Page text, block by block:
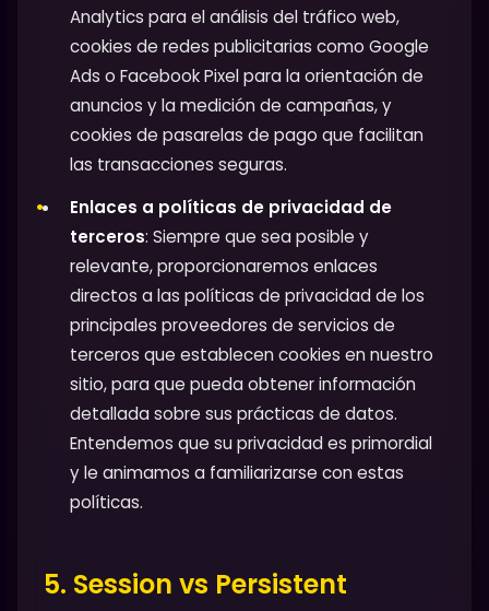
Analytics para el análisis del tráfico web,
cookies de redes publicitarias como Google
Ads o Facebook Pixel para la orientación de
anuncios y la medición de campañas, y
cookies de pasarelas de pago que facilitan
las transacciones seguras.
Enlaces a políticas de privacidad de
terceros: Siempre que sea posible y
relevante, proporcionaremos enlaces
directos a las políticas de privacidad de los
principales proveedores de servicios de
terceros que establecen cookies en nuestro
sitio, para que pueda obtener información
detallada sobre sus prácticas de datos.
Entendemos que su privacidad es primordial
y le animamos a familiarizarse con estas
políticas.
5. Session vs Persistent